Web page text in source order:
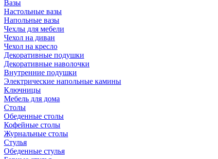
Вазы
Настольные вазы
Напольные вазы
Чехлы для мебели
Чехол на диван
Чехол на кресло
Декоративные подушки
Декоративные наволочки
Внутренние подушки
Электрические напольные камины
Ключницы
Мебель для дома
Столы
Обеденные столы
Кофейные столы
Журнальные столы
Стулья
Обеденные стулья